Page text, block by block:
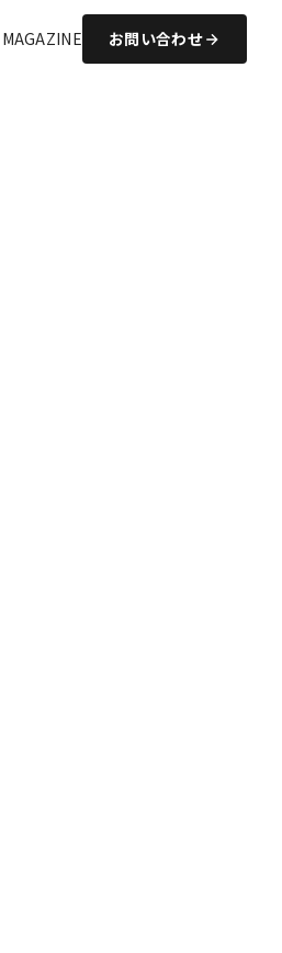
MAGAZINE お問い合わせ